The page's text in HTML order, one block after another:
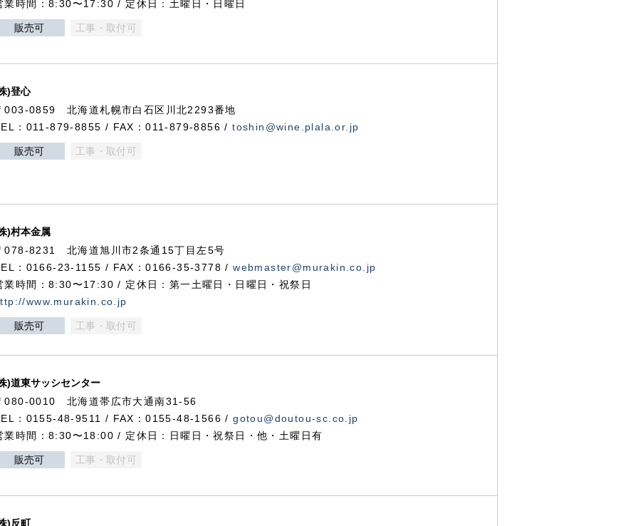
業時間：8:30〜17:30 / 定休日：土曜日・日曜日
販売可 工事・取付可
)登心
003-0859 北海道札幌市白石区川北2293番地
：011-879-8855 / FAX：011-879-8856 /toshin@wine.plala.or.jp
販売可 工事・取付可
)村本金属
078-8231 北海道旭川市2条通15丁目左5号
：0166-23-1155 / FAX：0166-35-3778 /webmaster@murakin.co.jp
業時間：8:30〜17:30 / 定休日：第一土曜日・日曜日・祝祭日
www.murakin.co.jp
販売可 工事・取付可
)道東サッシセンター
080-0010 北海道帯広市大通南31-56
：0155-48-9511 / FAX：0155-48-1566 /gotou@doutou-sc.co.jp
業時間：8:30〜18:00 / 定休日：日曜日・祝祭日・他・土曜日有
販売可 工事・取付可
)反町